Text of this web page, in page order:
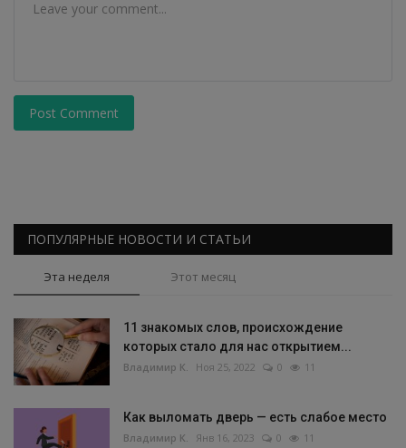
Post Comment
ПОПУЛЯРНЫЕ НОВОСТИ И СТАТЬИ
Эта неделя Этот месяц
11 знакомых слов, происхождение
которых стало для нас открытием...
Владимир К. Ноя 25, 2022 0 11
Как выломать дверь — есть слабое место
Владимир К. Янв 16, 2023 0 11